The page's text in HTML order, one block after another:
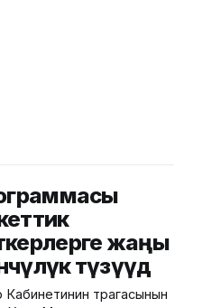
жаңы
түзүүдө
төрагасынын